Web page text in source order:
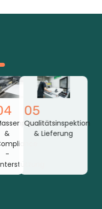
&
-
05
Qualitätsinspektion
& Lieferung